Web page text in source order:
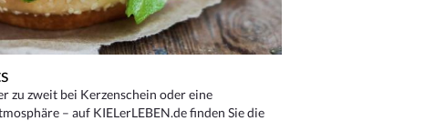
zu zweit bei Kerzenschein oder eine
– auf KIELerLEBEN.de finden Sie die